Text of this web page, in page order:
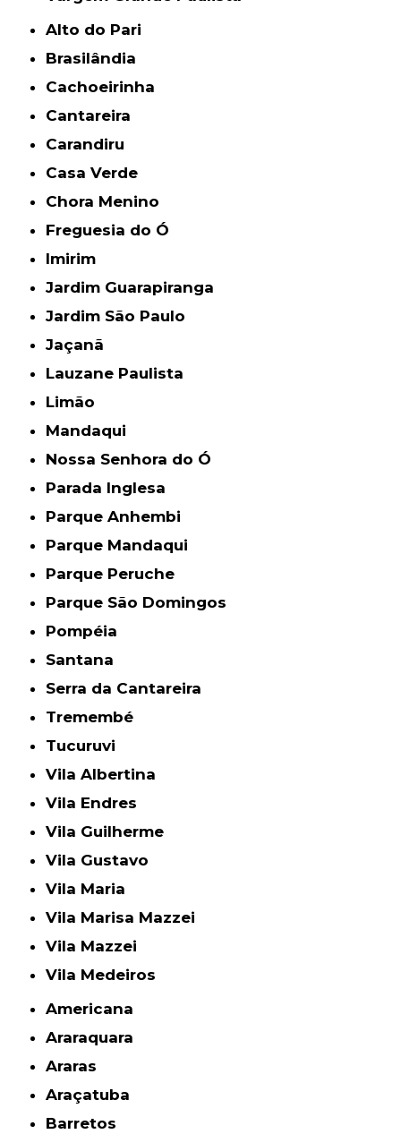
Alto do Pari
Brasilândia
Cachoeirinha
Cantareira
Carandiru
Casa Verde
Chora Menino
Freguesia do Ó
Imirim
Jardim Guarapiranga
Jardim São Paulo
Jaçanã
Lauzane Paulista
Limão
Mandaqui
Nossa Senhora do Ó
Parada Inglesa
Parque Anhembi
Parque Mandaqui
Parque Peruche
Parque São Domingos
Pompéia
Santana
Serra da Cantareira
Tremembé
Tucuruvi
Vila Albertina
Vila Endres
Vila Guilherme
Vila Gustavo
Vila Maria
Vila Marisa Mazzei
Vila Mazzei
Vila Medeiros
Americana
Araraquara
Araras
Araçatuba
Barretos